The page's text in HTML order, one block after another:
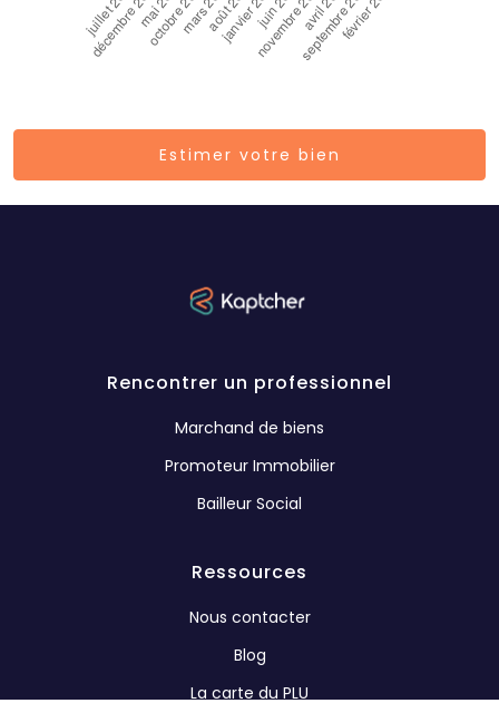
Estimer votre bien
Rencontrer un professionnel
Marchand de biens
Promoteur Immobilier
Bailleur Social
Ressources
Nous contacter
Blog
La carte du PLU